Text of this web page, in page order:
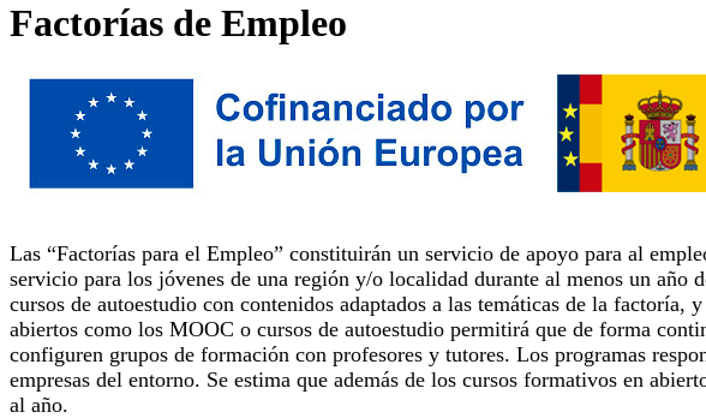
Factorías de Empleo
Las “Factorías para el Empleo” constituirán un servicio de apoyo para al
servicio para los jóvenes de una región y/o localidad durante al menos un
cursos de autoestudio con contenidos adaptados a las temáticas de la
abiertos como los MOOC o cursos de autoestudio permitirá que de forma
configuren grupos de formación con profesores y tutores. Los programas
empresas del entorno. Se estima que además de los cursos formativos en
al año.